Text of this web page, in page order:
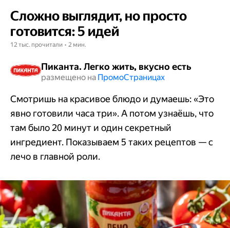
Сложно выглядит, но просто
готовится: 5 идей
12 тыс. прочитали • 2 мин.
Пиканта. Легко жить, вкусно есть
размещено на Промо​​​​​​​Страницах
Смотришь на красивое блюдо и думаешь: «Это
явно готовили часа три». А потом узнаёшь, что
там было 20 минут и один секретный
ингредиент. Показываем 5 таких рецептов — с
лечо в главной роли.